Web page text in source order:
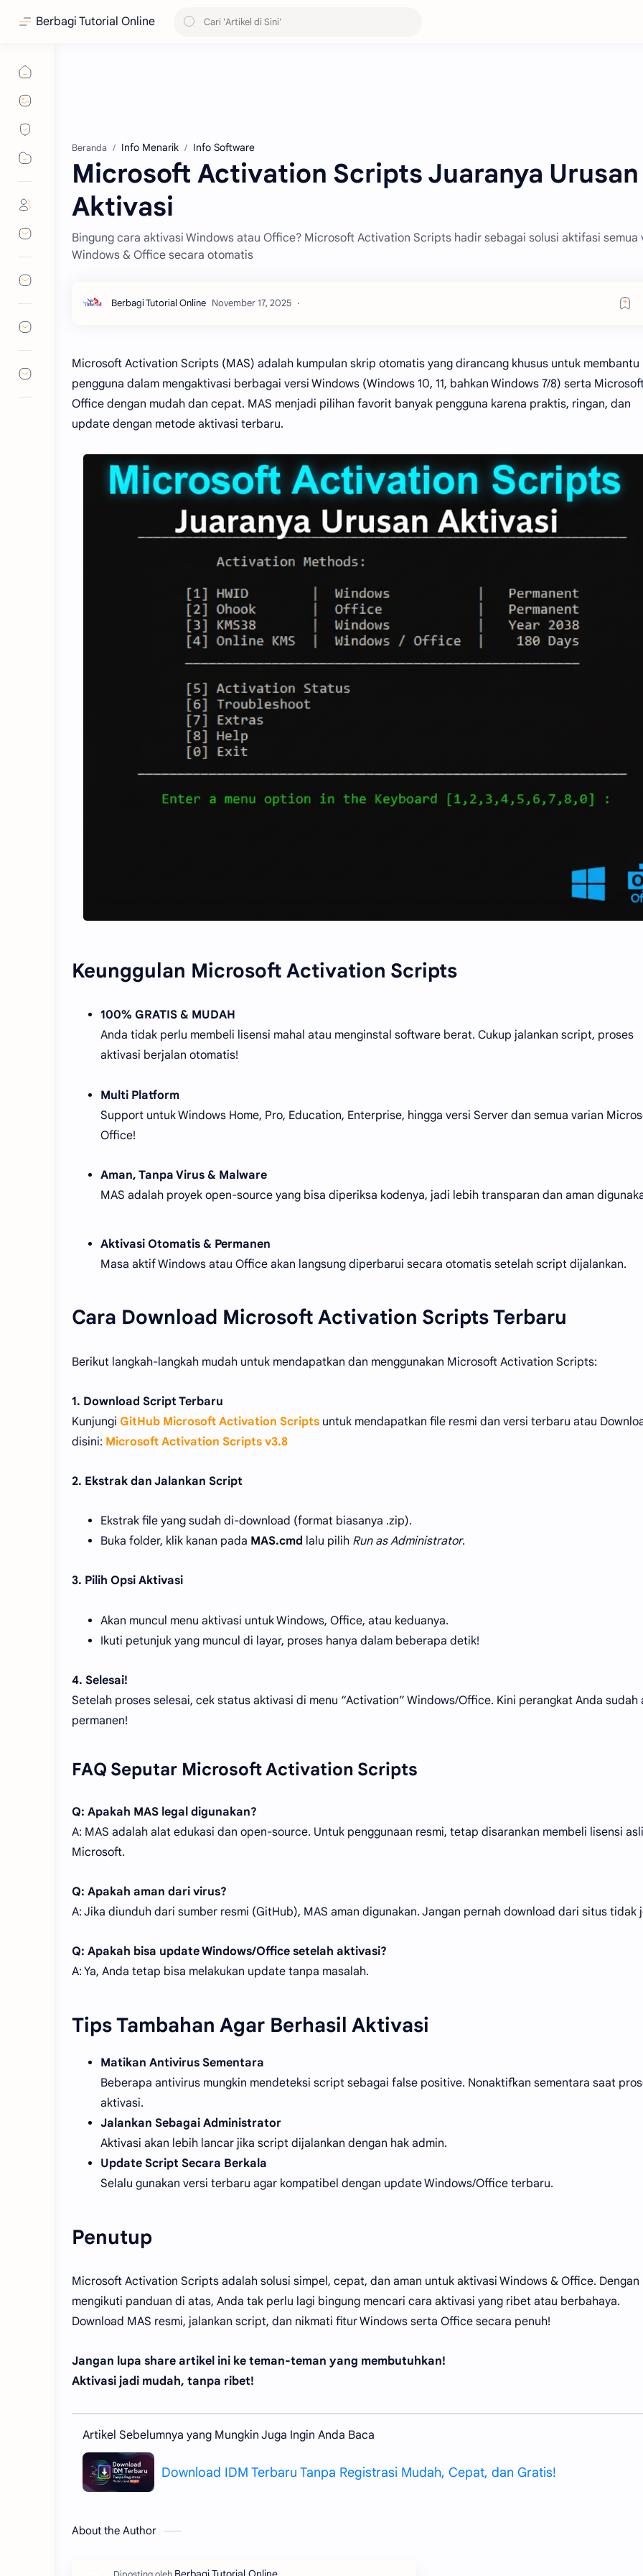
Berbagi Tutorial Online
Beranda Info Menarik Info Software
Microsoft Activation Scripts Juaranya Urusan
Aktivasi
Bingung cara aktivasi Windows atau Office? Microsoft Activation Scripts hadir sebagai solusi aktifasi semua
Windows & Office secara otomatis
Microsoft Activation Scripts (MAS) adalah kumpulan skrip otomatis yang dirancang khusus untuk membantu
pengguna dalam mengaktivasi berbagai versi Windows (Windows 10, 11, bahkan Windows 7/8) serta
Office dengan mudah dan cepat. MAS menjadi pilihan favorit banyak pengguna karena praktis, ringan, dan
update dengan metode aktivasi terbaru.
Keunggulan Microsoft Activation Scripts
100% GRATIS & MUDAH
Anda tidak perlu membeli lisensi mahal atau menginstal software berat. Cukup jalankan script, proses
aktivasi berjalan otomatis!
Multi Platform
Support untuk Windows Home, Pro, Education, Enterprise, hingga versi Server dan semua varian
Office!
Aman, Tanpa Virus & Malware
MAS adalah proyek open-source yang bisa diperiksa kodenya, jadi lebih transparan dan aman
Aktivasi Otomatis & Permanen
Masa aktif Windows atau Office akan langsung diperbarui secara otomatis setelah script dijalankan.
Cara Download Microsoft Activation Scripts Terbaru
Berikut langkah-langkah mudah untuk mendapatkan dan menggunakan Microsoft Activation Scripts:
1. Download Script Terbaru
Kunjungi GitHub Microsoft Activation Scripts untuk mendapatkan file resmi dan versi terbaru atau
disini: Microsoft Activation Scripts v3.8
2. Ekstrak dan Jalankan Script
Ekstrak file yang sudah di-download (format biasanya .zip).
Buka folder, klik kanan pada MAS.cmd lalu pilih Run as Administrator.
3. Pilih Opsi Aktivasi
Akan muncul menu aktivasi untuk Windows, Office, atau keduanya.
Ikuti petunjuk yang muncul di layar, proses hanya dalam beberapa detik!
4. Selesai!
Setelah proses selesai, cek status aktivasi di menu “Activation” Windows/Office. Kini perangkat Anda sudah
permanen!
FAQ Seputar Microsoft Activation Scripts
Q: Apakah MAS legal digunakan?
A: MAS adalah alat edukasi dan open-source. Untuk penggunaan resmi, tetap disarankan membeli lisensi
Microsoft.
Q: Apakah aman dari virus?
A: Jika diunduh dari sumber resmi (GitHub), MAS aman digunakan. Jangan pernah download dari situs tidak
Q: Apakah bisa update Windows/Office setelah aktivasi?
A: Ya, Anda tetap bisa melakukan update tanpa masalah.
Tips Tambahan Agar Berhasil Aktivasi
Matikan Antivirus Sementara
Beberapa antivirus mungkin mendeteksi script sebagai false positive. Nonaktifkan sementara saat
aktivasi.
Jalankan Sebagai Administrator
Aktivasi akan lebih lancar jika script dijalankan dengan hak admin.
Update Script Secara Berkala
Selalu gunakan versi terbaru agar kompatibel dengan update Windows/Office terbaru.
Penutup
Microsoft Activation Scripts adalah solusi simpel, cepat, dan aman untuk aktivasi Windows & Office. Dengan
mengikuti panduan di atas, Anda tak perlu lagi bingung mencari cara aktivasi yang ribet atau berbahaya.
Download MAS resmi, jalankan script, dan nikmati fitur Windows serta Office secara penuh!
Jangan lupa share artikel ini ke teman-teman yang membutuhkan!
Aktivasi jadi mudah, tanpa ribet!
Artikel Sebelumnya yang Mungkin Juga Ingin Anda Baca
Download IDM Terbaru Tanpa Registrasi Mudah, Cepat, dan Gratis!
About the Author